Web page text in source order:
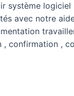
système
avec notre
, confirmation ,